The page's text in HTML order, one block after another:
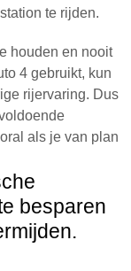
te rijden.
houden en nooit
4 gebruikt, kun
rijervaring. Dus
als je van plan
besparen